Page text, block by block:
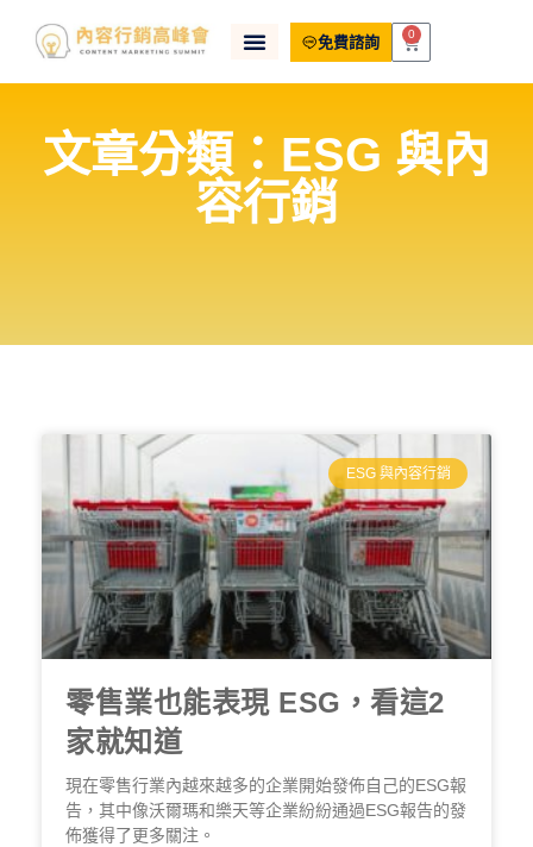
免費諮詢 0
文章分類：ESG 與內
容行銷
ESG 與內容行銷
零售業也能表現 ESG，看這2
家就知道
現在零售行業內越來越多的企業開始發佈自己的ESG報
告，其中像沃爾瑪和樂天等企業紛紛通過ESG報告的發
佈獲得了更多關注。